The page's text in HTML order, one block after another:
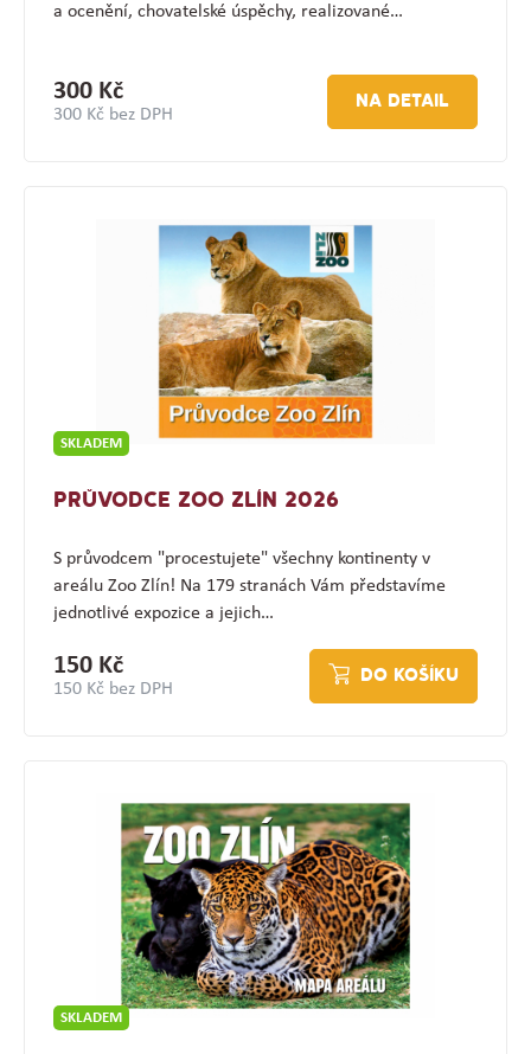
a ocenění, chovatelské úspěchy, realizované…
300 Kč
300 Kč bez DPH
NA DETAIL
SKLADEM
PRŮVODCE ZOO ZLÍN 2026
S průvodcem "procestujete" všechny kontinenty v
areálu Zoo Zlín! Na 179 stranách Vám představíme
jednotlivé expozice a jejich…
150 Kč
150 Kč bez DPH
DO KOŠÍKU
SKLADEM